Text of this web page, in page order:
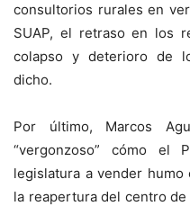
consultorios rurales en
SUAP, el retraso en los
colapso y deterioro de
dicho.
Por último, Marcos
“vergonzoso” cómo el
legislatura a vender humo
la reapertura del centro de